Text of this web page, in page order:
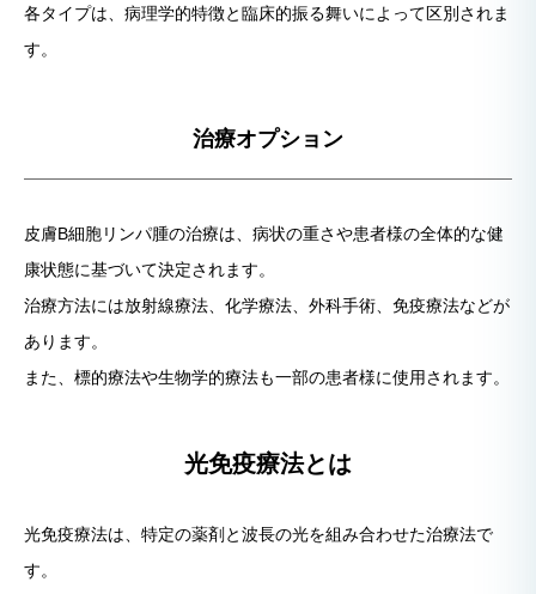
各タイプは、病理学的特徴と臨床的振る舞いによって区別されま
す。
治療オプション
皮膚B細胞リンパ腫の治療は、病状の重さや患者様の全体的な健
康状態に基づいて決定されます。
治療方法には放射線療法、化学療法、外科手術、免疫療法などが
あります。
また、標的療法や生物学的療法も一部の患者様に使用されます。
光免疫療法とは
光免疫療法は、特定の薬剤と波長の光を組み合わせた治療法で
す。